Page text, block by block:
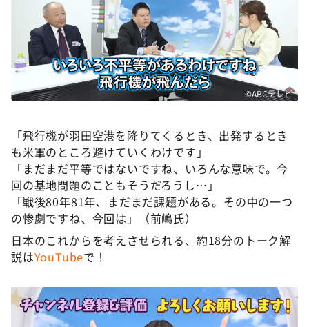
©ABCテレビ
「飛行機が羽田空港を降りてくるとき、出発するとき
も米軍のところ避けていくわけです」
「まだまだ平等ではないですね、いろんな意味で。今
回の基地問題のこともそうだろうし…」
「戦後80年81年、まだまだ課題がある。その中の一つ
の惨劇ですね、今回は」（前嶋氏）
日本のこれからを考えさせられる、約18分のトーク解
説はYouTubeで！